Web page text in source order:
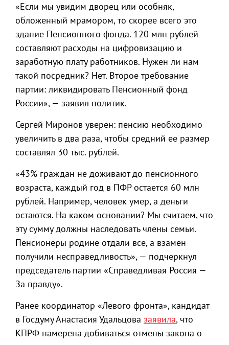
«Если мы увидим дворец или особняк,
обложенный мрамором, то скорее всего это
здание Пенсионного фонда. 120 млн рублей
составляют расходы на цифровизацию и
заработную плату работников. Нужен ли нам
такой посредник? Нет. Второе требование
партии: ликвидировать Пенсионный фонд
России», — заявил политик.
Сергей Миронов уверен: пенсию необходимо
увеличить в два раза, чтобы средний ее размер
составлял 30 тыс. рублей.
«43% граждан не доживают до пенсионного
возраста, каждый год в ПФР остается 60 млн
рублей. Например, человек умер, а деньги
остаются. На каком основании? Мы считаем, что
эту сумму должны наследовать члены семьи.
Пенсионеры родине отдали все, а взамен
получили несправедливость», — подчеркнул
председатель партии «Справедливая Россия —
За правду».
Ранее координатор «Левого фронта», кандидат
в Госдуму Анастасия Удальцова заявила, что
КПРФ намерена добиваться отмены закона о